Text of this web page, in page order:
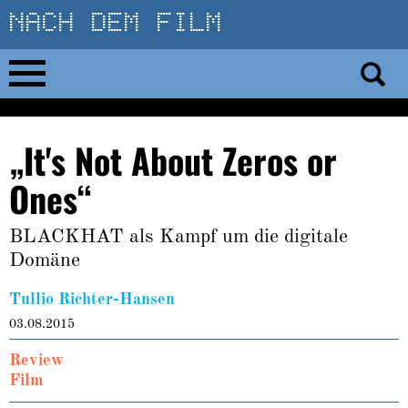
Direkt
zum
Inhalt
Home
No 23
No 01–22
Essays
Reviews
Archiv
„It's Not About Zeros or
Ones“
BLACKHAT als Kampf um die digitale
Domäne
Tullio Richter-Hansen
03.08.2015
Review
Film